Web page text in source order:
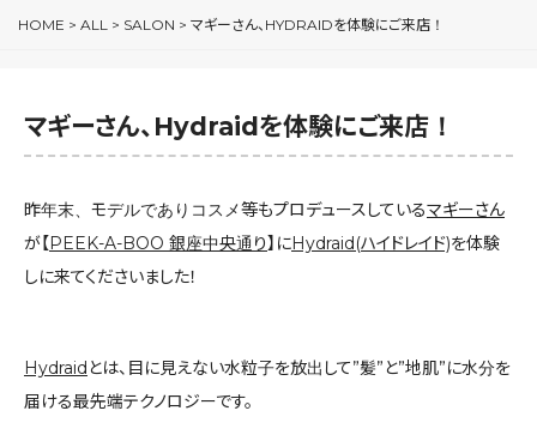
HOME > ALL > SALON > マギーさん、HYDRAIDを体験にご来店！
マギーさん、Hydraidを体験にご来店！
昨年末、モデルでありコスメ等もプロデュースしているマギーさん
が【PEEK-A-BOO 銀座中央通り】にHydraid(ハイドレイド)を体験
しに来てくださいました！
Hydraidとは、目に見えない水粒子を放出して”髪”と”地肌”に水分を
届ける最先端テクノロジーです。